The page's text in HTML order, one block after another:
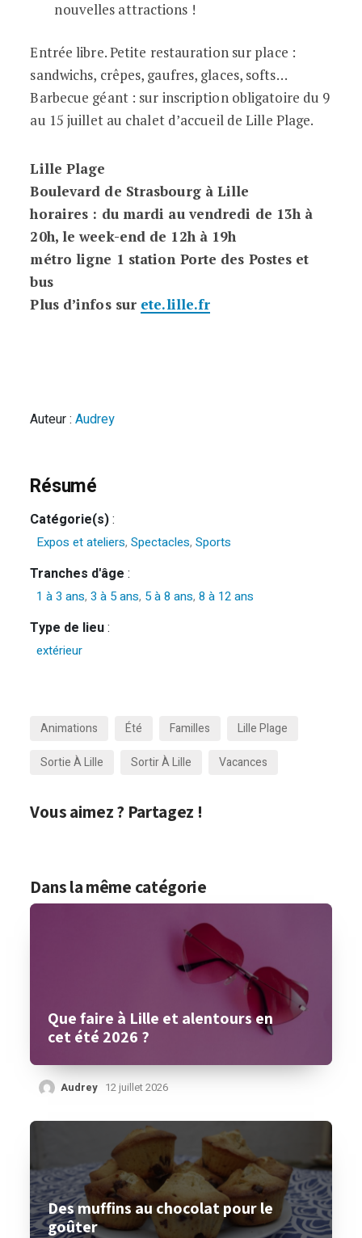
nouvelles attractions !
Entrée libre. Petite restauration sur place :
sandwichs, crêpes, gaufres, glaces, softs…
Barbecue géant : sur inscription obligatoire du 9
au 15 juillet au chalet d’accueil de Lille Plage.
Lille Plage
Boulevard de Strasbourg à Lille
horaires : du mardi au vendredi de 13h à
20h, le week-end de 12h à 19h
métro ligne 1 station Porte des Postes et
bus
Plus d’infos sur ete.lille.fr
Auteur :Audrey
Résumé
Catégorie(s):
Expos et ateliers,Spectacles,Sports
Tranches d'âge :
1 à 3 ans,3 à 5 ans, 5 à 8 ans,8 à 12 ans
Type de lieu:
extérieur
Animations Été Familles
Lille Plage
Sortie À Lille
Sortir À Lille Vacances
Vous aimez ? Partagez !
Dans la même catégorie
Que faire à Lille et alentours en
cet été 2026 ?
Audrey 12 juillet 2026
Des muffins au chocolat pour le
goûter